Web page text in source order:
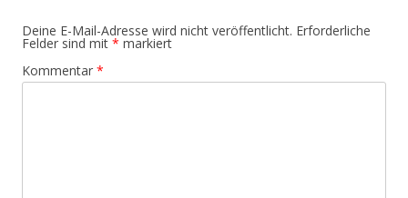
Deine E-Mail-Adresse wird nicht veröffentlicht. Erforderliche
Felder sind mit * markiert
Kommentar *